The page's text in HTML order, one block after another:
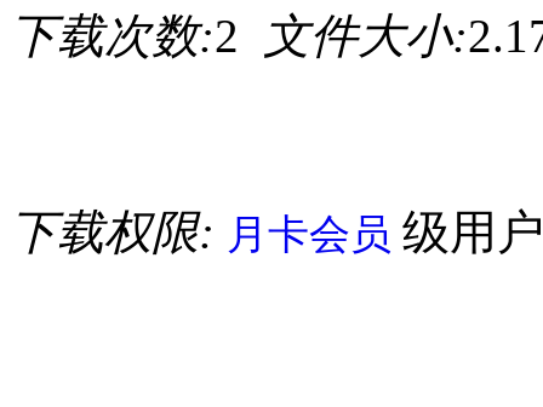
下载次数:2 文件大小:
下载权限: 月卡会员 级用